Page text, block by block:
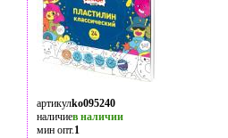
артикулko095240
наличиев наличии
мин опт.1